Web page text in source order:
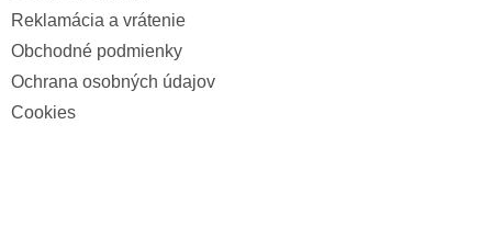
Reklamácia a vrátenie
Obchodné podmienky
Ochrana osobných údajov
Cookies